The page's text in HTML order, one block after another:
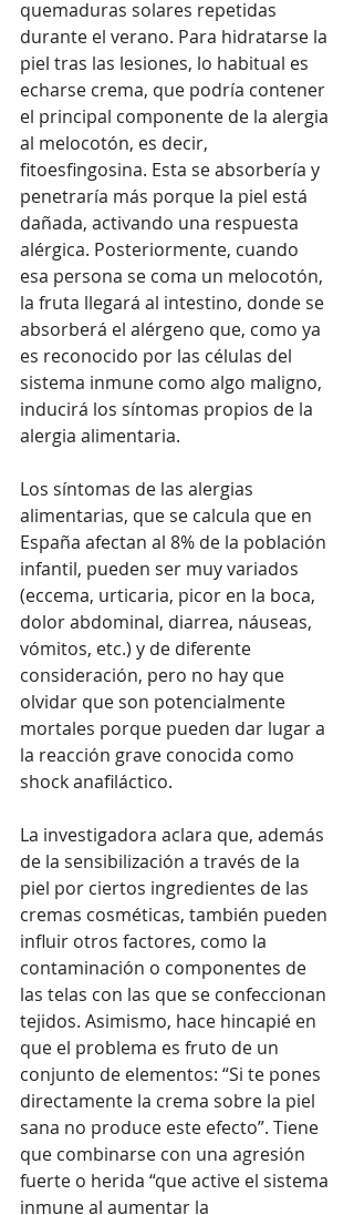
quemaduras solares repetidas
durante el verano. Para hidratarse la
piel tras las lesiones, lo habitual es
echarse crema, que podría contener
el principal componente de la alergia
al melocotón, es decir,
fitoesfingosina. Esta se absorbería y
penetraría más porque la piel está
dañada, activando una respuesta
alérgica. Posteriormente, cuando
esa persona se coma un melocotón,
la fruta llegará al intestino, donde se
absorberá el alérgeno que, como ya
es reconocido por las células del
sistema inmune como algo maligno,
inducirá los síntomas propios de la
alergia alimentaria.
Los síntomas de las alergias
alimentarias, que se calcula que en
España afectan al 8% de la población
infantil, pueden ser muy variados
(eccema, urticaria, picor en la boca,
dolor abdominal, diarrea, náuseas,
vómitos, etc.) y de diferente
consideración, pero no hay que
olvidar que son potencialmente
mortales porque pueden dar lugar a
la reacción grave conocida como
shock anafiláctico.
La investigadora aclara que, además
de la sensibilización a través de la
piel por ciertos ingredientes de las
cremas cosméticas, también pueden
influir otros factores, como la
contaminación o componentes de
las telas con las que se confeccionan
tejidos. Asimismo, hace hincapié en
que el problema es fruto de un
conjunto de elementos: “Si te pones
directamente la crema sobre la piel
sana no produce este efecto”. Tiene
que combinarse con una agresión
fuerte o herida “que active el sistema
inmune al aumentar la